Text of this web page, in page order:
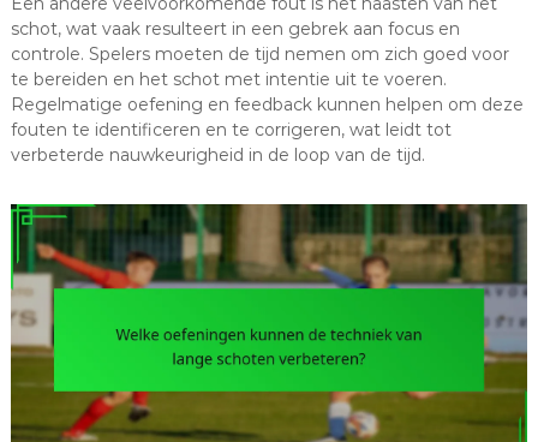
schot, wat vaak resulteert in een gebrek aan focus en
controle. Spelers moeten de tijd nemen om zich goed voor
te bereiden en het schot met intentie uit te voeren.
Regelmatige oefening en feedback kunnen helpen om deze
fouten te identificeren en te corrigeren, wat leidt tot
verbeterde nauwkeurigheid in de loop van de tijd.